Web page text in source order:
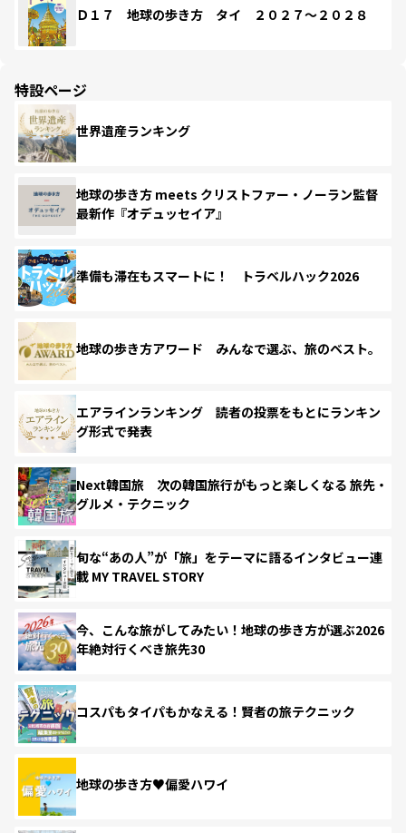
Ｄ１７ 地球の歩き方 タイ ２０２７～２０２８
特設ページ
世界遺産ランキング
地球の歩き方 meets クリストファー・ノーラン監督
最新作『オデュッセイア』
準備も滞在もスマートに！ トラベルハック2026
地球の歩き方アワード みんなで選ぶ、旅のベスト。
エアラインランキング 読者の投票をもとにランキン
グ形式で発表
Next韓国旅 次の韓国旅行がもっと楽しくなる 旅先・
グルメ・テクニック
旬な“あの人”が「旅」をテーマに語るインタビュー連
載 MY TRAVEL STORY
今、こんな旅がしてみたい！地球の歩き方が選ぶ2026
年絶対行くべき旅先30
コスパもタイパもかなえる！賢者の旅テクニック
地球の歩き方♥偏愛ハワイ